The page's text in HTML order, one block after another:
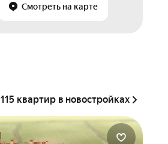
Смотреть на карте
115 квартир в новостройках